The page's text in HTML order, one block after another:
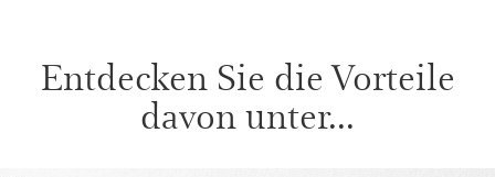
Entdecken Sie die Vorteile
davon unter...